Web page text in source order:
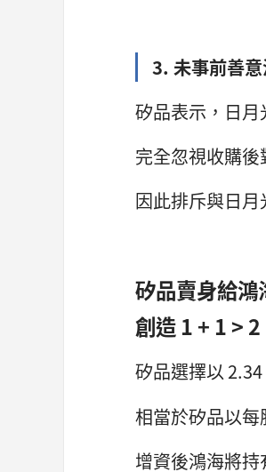
3. 未事前善
矽品表示，日
完全忽視收購
因此排斥與日
矽品賣身給鴻
創造 1 + 1 > 2
矽品選擇以
相當於矽品以每
增資後鴻海將